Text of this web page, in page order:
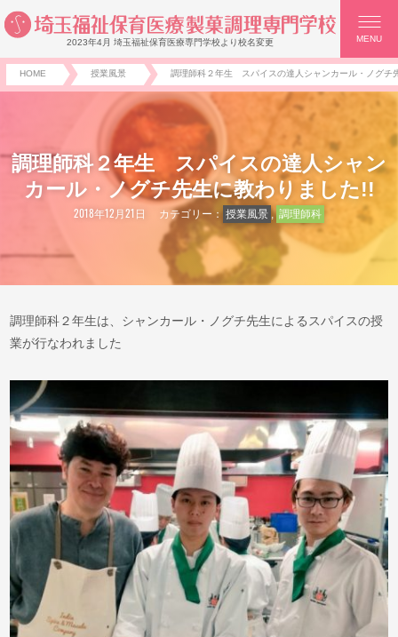
2023年4月 埼玉福祉保育医療専門学校より校名変更 MENU
HOME 授業風景 調理師科２年生 スパイスの達人シャンカール・ノグチ
調理師科２年生 スパイスの達人シャン
カール・ノグチ先生に教わりました!!
2018年12月21日 カテゴリー： 授業風景 , 調理師科
調理師科２年生は、シャンカール・ノグチ先生によるスパイスの授
業が行なわれました